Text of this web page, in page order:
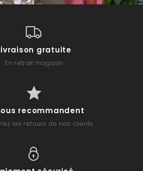
gratuite
En retrait magasin
recommandent
les retours de nos clients